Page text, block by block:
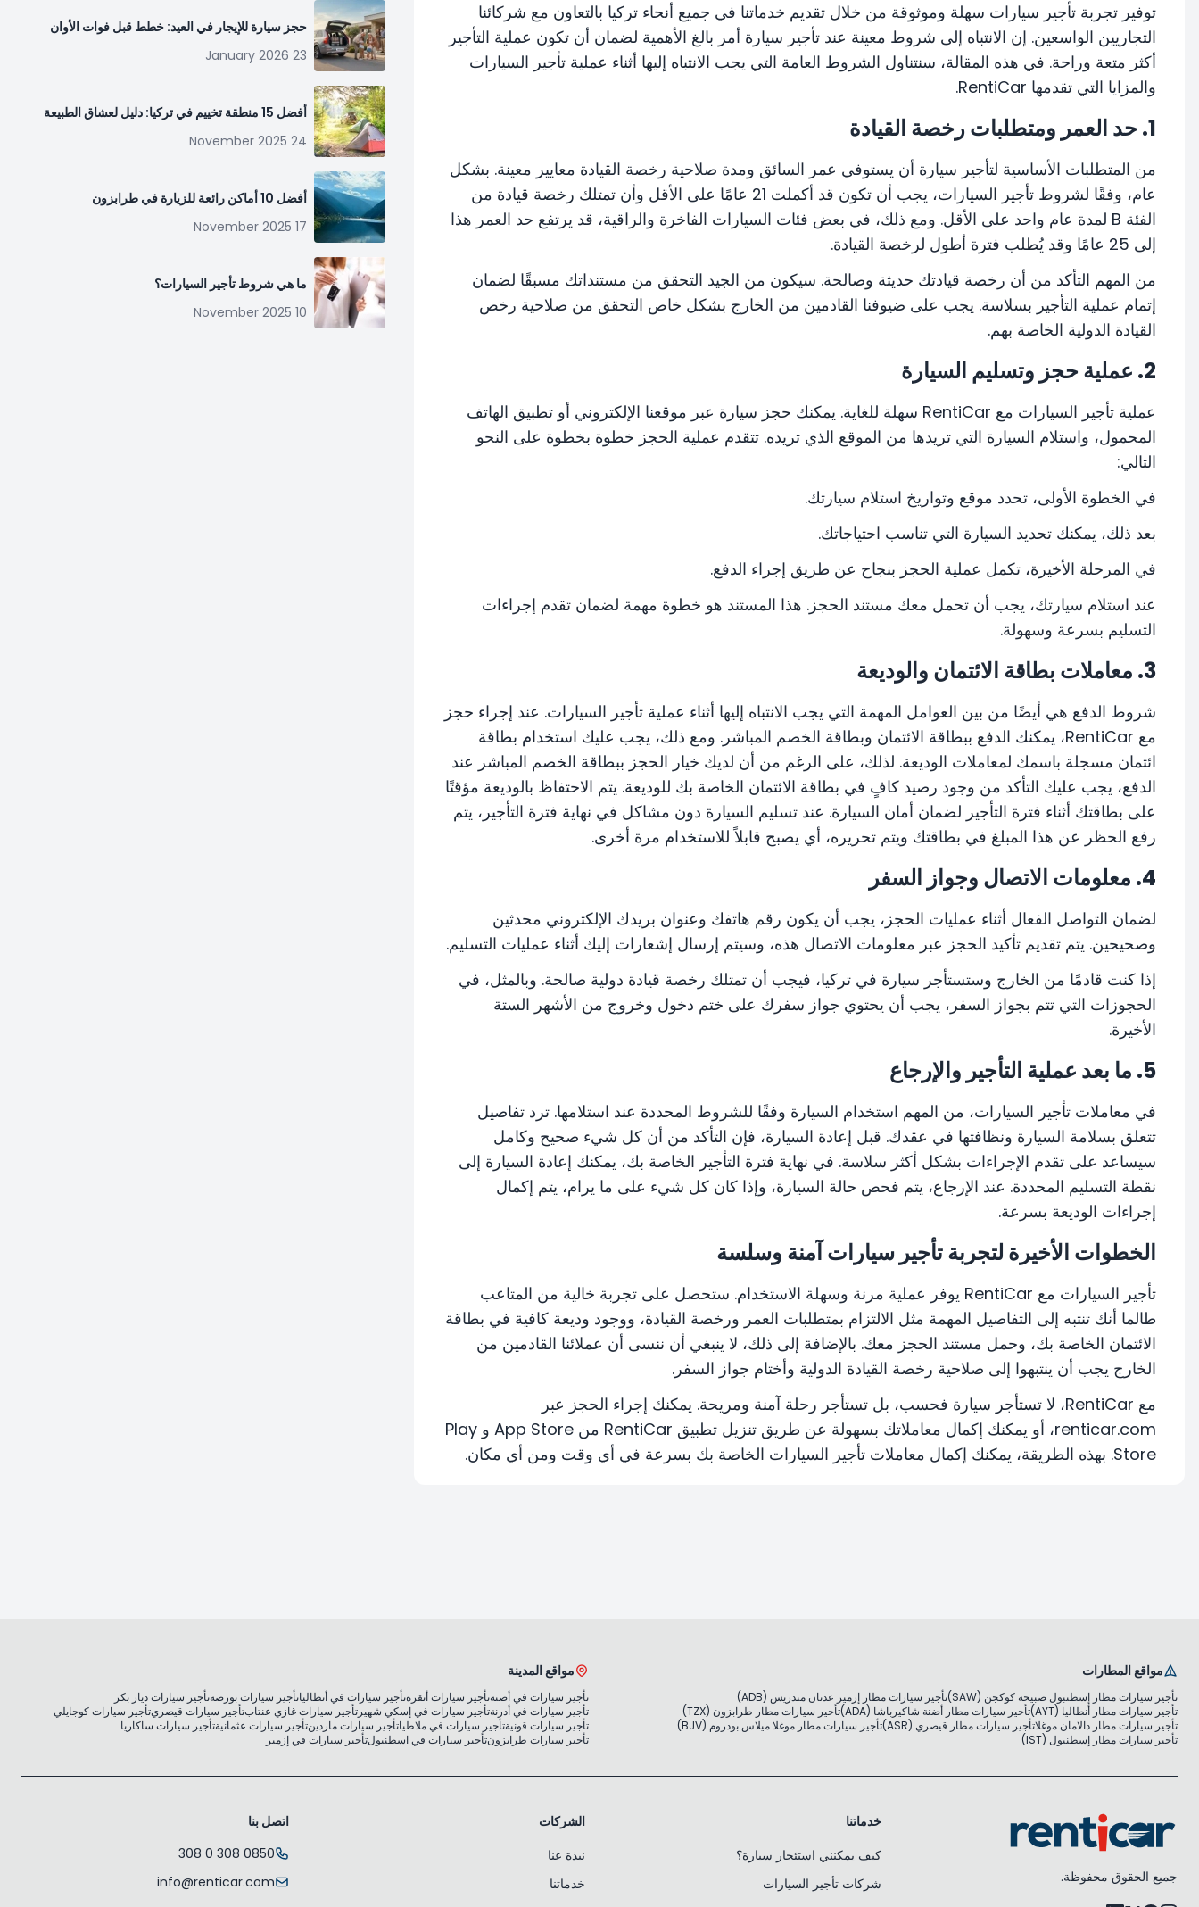
توفير تجربة تأجير سيارات سهلة وموثوقة من خلال تقديم خدماتنا في جميع أنحاء تركيا بالتعاون مع شركائنا
التجاريين الواسعين. إن الانتباه إلى شروط معينة عند تأجير سيارة أمر بالغ الأهمية لضمان أن تكون عملية التأجير
أكثر متعة وراحة. في هذه المقالة، سنتناول الشروط العامة التي يجب الانتباه إليها أثناء عملية تأجير السيارات
والمزايا التي تقدمها RentiCar.
1. حد العمر ومتطلبات رخصة القيادة
من المتطلبات الأساسية لتأجير سيارة أن يستوفي عمر السائق ومدة صلاحية رخصة القيادة معايير معينة. بشكل
عام، وفقًا لشروط تأجير السيارات، يجب أن تكون قد أكملت 21 عامًا على الأقل وأن تمتلك رخصة قيادة من
الفئة B لمدة عام واحد على الأقل. ومع ذلك، في بعض فئات السيارات الفاخرة والراقية، قد يرتفع حد العمر هذا
إلى 25 عامًا وقد يُطلب فترة أطول لرخصة القيادة.
من المهم التأكد من أن رخصة قيادتك حديثة وصالحة. سيكون من الجيد التحقق من مستنداتك مسبقًا لضمان
إتمام عملية التأجير بسلاسة. يجب على ضيوفنا القادمين من الخارج بشكل خاص التحقق من صلاحية رخص
القيادة الدولية الخاصة بهم.
2. عملية حجز وتسليم السيارة
عملية تأجير السيارات مع RentiCar سهلة للغاية. يمكنك حجز سيارة عبر موقعنا الإلكتروني أو تطبيق الهاتف
المحمول، واستلام السيارة التي تريدها من الموقع الذي تريده. تتقدم عملية الحجز خطوة بخطوة على النحو
التالي:
في الخطوة الأولى، تحدد موقع وتواريخ استلام سيارتك.
بعد ذلك، يمكنك تحديد السيارة التي تناسب احتياجاتك.
في المرحلة الأخيرة، تكمل عملية الحجز بنجاح عن طريق إجراء الدفع.
عند استلام سيارتك، يجب أن تحمل معك مستند الحجز. هذا المستند هو خطوة مهمة لضمان تقدم إجراءات
التسليم بسرعة وسهولة.
3. معاملات بطاقة الائتمان والوديعة
شروط الدفع هي أيضًا من بين العوامل المهمة التي يجب الانتباه إليها أثناء عملية تأجير السيارات. عند إجراء حجز
مع RentiCar، يمكنك الدفع ببطاقة الائتمان وبطاقة الخصم المباشر. ومع ذلك، يجب عليك استخدام بطاقة
ائتمان مسجلة باسمك لمعاملات الوديعة. لذلك، على الرغم من أن لديك خيار الحجز ببطاقة الخصم المباشر عند
الدفع، يجب عليك التأكد من وجود رصيد كافٍ في بطاقة الائتمان الخاصة بك للوديعة. يتم الاحتفاظ بالوديعة مؤقتًا
على بطاقتك أثناء فترة التأجير لضمان أمان السيارة. عند تسليم السيارة دون مشاكل في نهاية فترة التأجير، يتم
رفع الحظر عن هذا المبلغ في بطاقتك ويتم تحريره، أي يصبح قابلاً للاستخدام مرة أخرى.
4. معلومات الاتصال وجواز السفر
لضمان التواصل الفعال أثناء عمليات الحجز، يجب أن يكون رقم هاتفك وعنوان بريدك الإلكتروني محدثين
وصحيحين. يتم تقديم تأكيد الحجز عبر معلومات الاتصال هذه، وسيتم إرسال إشعارات إليك أثناء عمليات التسليم.
إذا كنت قادمًا من الخارج وستستأجر سيارة في تركيا، فيجب أن تمتلك رخصة قيادة دولية صالحة. وبالمثل، في
الحجوزات التي تتم بجواز السفر، يجب أن يحتوي جواز سفرك على ختم دخول وخروج من الأشهر الستة
الأخيرة.
5. ما بعد عملية التأجير والإرجاع
في معاملات تأجير السيارات، من المهم استخدام السيارة وفقًا للشروط المحددة عند استلامها. ترد تفاصيل
تتعلق بسلامة السيارة ونظافتها في عقدك. قبل إعادة السيارة، فإن التأكد من أن كل شيء صحيح وكامل
سيساعد على تقدم الإجراءات بشكل أكثر سلاسة. في نهاية فترة التأجير الخاصة بك، يمكنك إعادة السيارة إلى
نقطة التسليم المحددة. عند الإرجاع، يتم فحص حالة السيارة، وإذا كان كل شيء على ما يرام، يتم إكمال
إجراءات الوديعة بسرعة.
الخطوات الأخيرة لتجربة تأجير سيارات آمنة وسلسة
تأجير السيارات مع RentiCar يوفر عملية مرنة وسهلة الاستخدام. ستحصل على تجربة خالية من المتاعب
طالما أنك تنتبه إلى التفاصيل المهمة مثل الالتزام بمتطلبات العمر ورخصة القيادة، ووجود وديعة كافية في بطاقة
الائتمان الخاصة بك، وحمل مستند الحجز معك. بالإضافة إلى ذلك، لا ينبغي أن ننسى أن عملائنا القادمين من
الخارج يجب أن ينتبهوا إلى صلاحية رخصة القيادة الدولية وأختام جواز السفر.
مع RentiCar، لا تستأجر سيارة فحسب، بل تستأجر رحلة آمنة ومريحة. يمكنك إجراء الحجز عبر
renticar.com، أو يمكنك إكمال معاملاتك بسهولة عن طريق تنزيل تطبيق RentiCar من App Store و Play
Store. بهذه الطريقة، يمكنك إكمال معاملات تأجير السيارات الخاصة بك بسرعة في أي وقت ومن أي مكان.
حجز سيارة للإيجار في العيد: خطط قبل فوات الأوان
23 January 2026
أفضل 15 منطقة تخييم في تركيا: دليل لعشاق الطبيعة
24 November 2025
أفضل 10 أماكن رائعة للزيارة في طرابزون
17 November 2025
ما هي شروط تأجير السيارات؟
10 November 2025
مواقع المطارات
تأجير سيارات مطار إسطنبول صبيحة كوكجن (SAW)
تأجير سيارات مطار إزمير عدنان مندريس (ADB)
تأجير سيارات مطار أنطاليا (AYT)
تأجير سيارات مطار أضنة شاكيرباشا (ADA)
تأجير سيارات مطار طرابزون (TZX)
تأجير سيارات مطار دالامان موغلاتأجير سيارات مطار قيصري (ASR)
تأجير سيارات مطار موغلا ميلاس بودروم (BJV)
تأجير سيارات مطار إسطنبول (IST)
مواقع المدينة
تأجير سيارات في أضنةتأجير سيارات أنقرةتأجير سيارات في أنطالياتأجير سيارات بورصةتأجير سيارات ديار بكر
تأجير سيارات في أدرنةتأجير سيارات في إسكي شهيرتأجير سيارات غازي عنتابتأجير سيارات قيصريتأجير سيارات كوجايلي
تأجير سيارات قونيةتأجير سيارات في ملاطياتأجير سيارات ماردينتأجير سيارات عثمانيةتأجير سيارات ساكاريا
تأجير سيارات طرابزونتأجير سيارات في اسطنبولتأجير سيارات في إزمير
جميع الحقوق محفوظة.
خدماتنا
كيف يمكنني استئجار سيارة؟
شركات تأجير السيارات
الشركات
نبذة عنا
خدماتنا
اتصل بنا
0850 308 0 308
info@renticar.com